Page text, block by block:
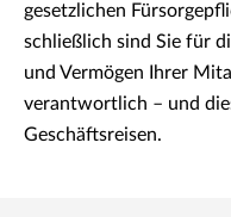
gesetzlichen
schließlich sind Sie für
und Vermögen Ihrer
verantwortlich – und
Geschäftsreisen.